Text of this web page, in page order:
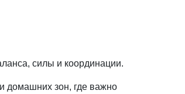
силы и координации.
домашних зон, где важно